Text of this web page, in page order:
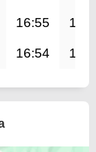
16:55
16:54